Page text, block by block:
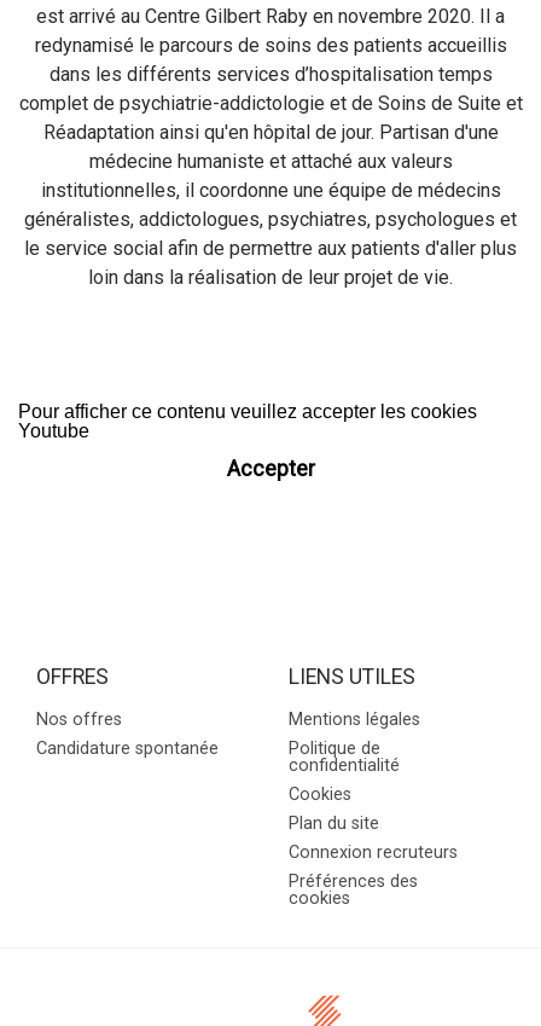
est arrivé au Centre Gilbert Raby en novembre 2020. Il a
redynamisé le parcours de soins des patients accueillis
dans les différents services d’hospitalisation temps
complet de psychiatrie-addictologie et de Soins de Suite et
Réadaptation ainsi qu'en hôpital de jour. Partisan d'une
médecine humaniste et attaché aux valeurs
institutionnelles, il coordonne une équipe de médecins
généralistes, addictologues, psychiatres, psychologues et
le service social afin de permettre aux patients d'aller plus
loin dans la réalisation de leur projet de vie.
Pour afficher ce contenu veuillez accepter les cookies
Youtube
Accepter
OFFRES
Nos offres
Candidature spontanée
LIENS UTILES
Mentions légales
Politique de
confidentialité
Cookies
Plan du site
Connexion recruteurs
Préférences des
cookies